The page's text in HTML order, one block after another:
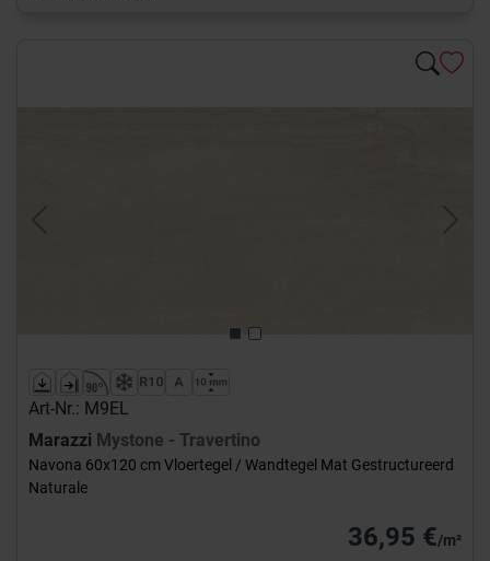
Previous Next
Art-Nr.: M9EL
Marazzi Mystone - Travertino
Navona 60x120 cm Vloertegel / Wandtegel Mat Gestructureerd
Naturale
36,95 €/m²